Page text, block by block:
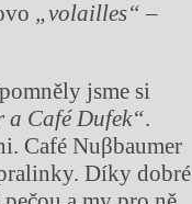
„volailles“ –
jsme si
a Café Dufek“.
Café Nuβbaumer
Díky dobré